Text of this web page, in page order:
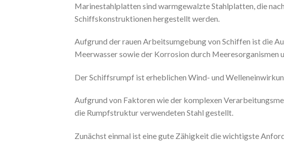
Marinestahlplatten sind warmgewalzte Stahlplatten, die
Schiffskonstruktionen hergestellt werden.
Aufgrund der rauen Arbeitsumgebung von Schiffen ist die
Meerwasser sowie der Korrosion durch Meeresorganismen
Der Schiffsrumpf ist erheblichen Wind- und
Aufgrund von Faktoren wie der komplexen
die Rumpfstruktur verwendeten Stahl gestellt.
Zunächst einmal ist eine gute Zähigkeit die wichtigste